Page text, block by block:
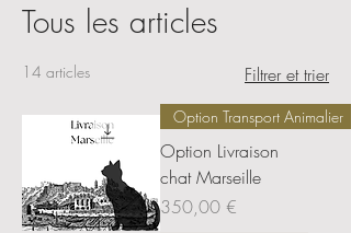
Tous les articles
14 articles Filtrer et trier
Option Transport Animalier
Option Livraison
chat Marseille
Prix
350,00 €